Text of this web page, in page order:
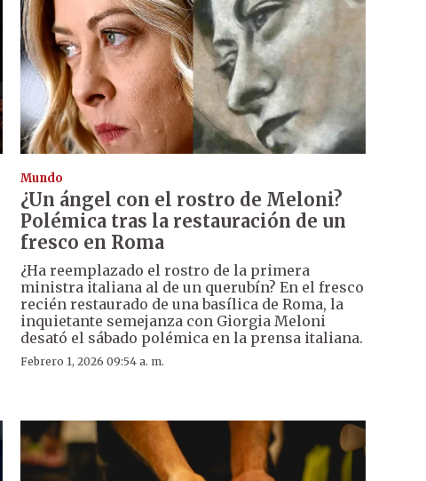
Mundo
¿Un ángel con el rostro de Meloni?
Polémica tras la restauración de un
fresco en Roma
¿Ha reemplazado el rostro de la primera
ministra italiana al de un querubín? En el fresco
recién restaurado de una basílica de Roma, la
inquietante semejanza con Giorgia Meloni
desató el sábado polémica en la prensa italiana.
Febrero 1, 2026 09:54 a. m.